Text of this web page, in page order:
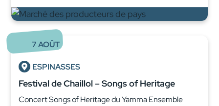
7AOÛT
ESPINASSES
Festival de Chaillol – Songs of Heritage
Concert Songs of Heritage du Yamma Ensemble